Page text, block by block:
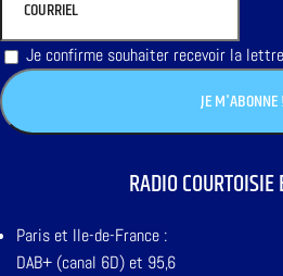
Je confirme souhaiter recevoir la
RADIO
Paris et Ile-de-France :
DAB+ (canal 6D) et 95,6